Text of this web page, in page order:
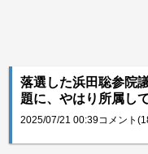
落選した浜田聡参院
題に、やはり所属し
2025/07/21 00:39コメント